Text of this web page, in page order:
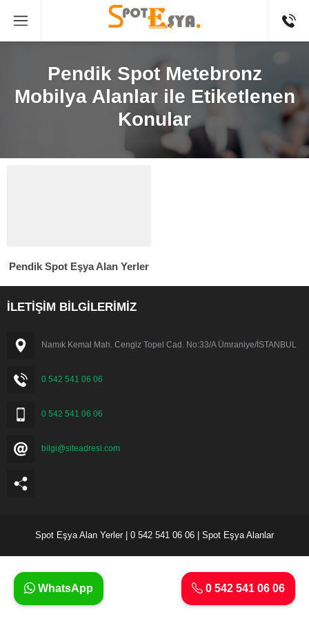
Pendik Spot Metebronz
Mobilya Alanlar ile Etiketlenen
Konular
Pendik Spot Eşya Alan Yerler
İLETİŞİM BİLGİLERİMİZ
Namık Kemal Mah. Cengiz Topel Cad. No:33/A Ümraniye/İSTANBUL
0 542 541 06 06
0 542 541 06 06
bilgi@siteadresi.com
Spot Eşya Alan Yerler | 0 542 541 06 06 | Spot Eşya Alanlar
0 542 541 06 06
WhatsApp